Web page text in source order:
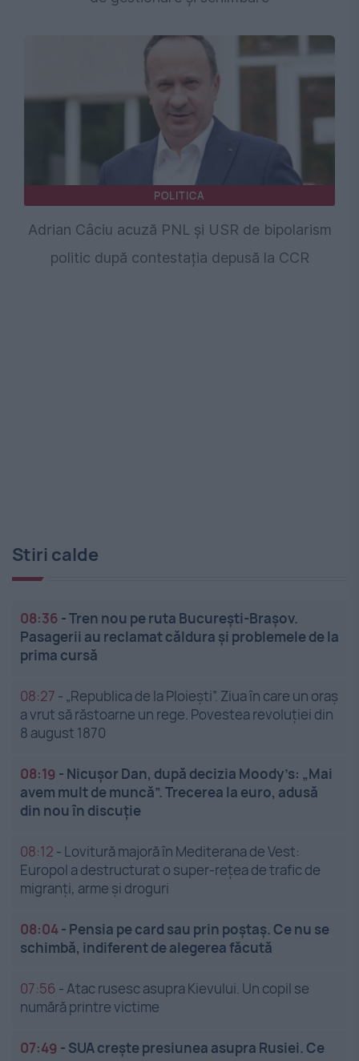
POLITICA
Adrian Câciu acuză PNL și USR de bipolarism
politic după contestația depusă la CCR
Stiri calde
08:36 -Tren nou pe ruta București-Brașov.
Pasagerii au reclamat căldura și problemele de la
prima cursă
08:27 - „Republica de la Ploiești”. Ziua în care un oraș
a vrut să răstoarne un rege. Povestea revoluției din
8 august 1870
08:19 - Nicușor Dan, după decizia Moody’s: „Mai
avem mult de muncă”. Trecerea la euro, adusă
din nou în discuție
08:12 - Lovitură majoră în Mediterana de Vest:
Europol a destructurat o super-rețea de trafic de
migranți, arme și droguri
08:04- Pensia pe card sau prin poștaș. Ce nu se
schimbă, indiferent de alegerea făcută
07:56 -Atac rusesc asupra Kievului. Un copil se
numără printre victime
07:49 - SUA crește presiunea asupra Rusiei. Ce